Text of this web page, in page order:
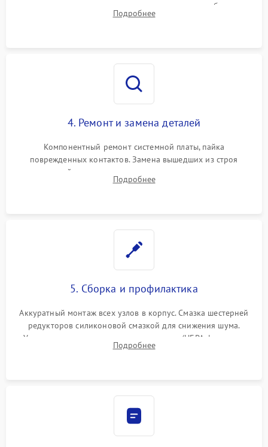
тестирование приводных моторов колес и турбины
всасывания. Оценка состояния оптических и инфракрасных
Подробнее
4. Ремонт и замена деталей
Компонентный ремонт системной платы, пайка
поврежденных контактов. Замена вышедших из строя
двигателей, изношенного аккумулятора, неисправного
лидара или помпы подачи воды. Восстановление шлейфов и
Подробнее
5. Сборка и профилактика
Аккуратный монтаж всех узлов в корпус. Смазка шестерней
редукторов силиконовой смазкой для снижения шума.
Установка новых расходных материалов (HEPA-фильтров,
микрофибры, щеток). Надежная фиксация разъемов и
Подробнее